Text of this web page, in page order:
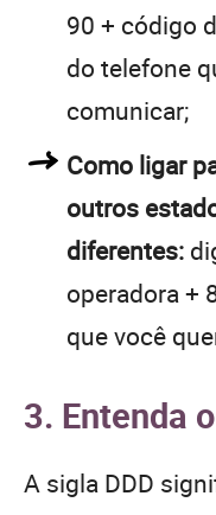
90 + código
do telefone
comunicar;
Como ligar
outros
diferentes:
operadora +
que você
3. Entenda
A sigla DDD